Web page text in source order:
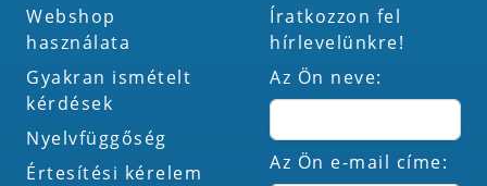
Webshop
használata
Gyakran ismételt
kérdések
Nyelvfüggőség
Értesítési kérelem
Íratkozzon fel
hírlevelünkre!
Az Ön neve:
Az Ön e-mail címe: